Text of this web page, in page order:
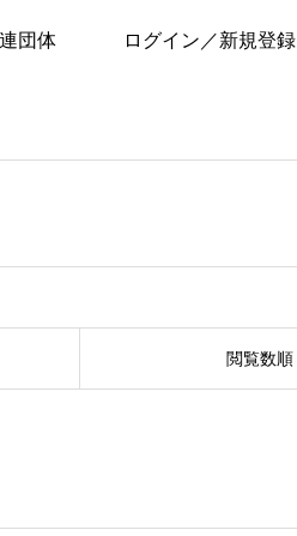
団体 ログイン／新規登録
閲覧数順